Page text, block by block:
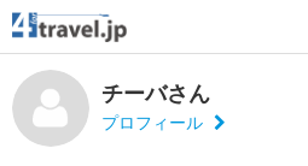
チーバさん
プロフィール